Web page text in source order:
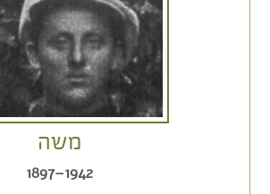
משה
1942–1897